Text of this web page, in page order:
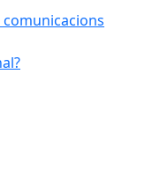
comunicacions